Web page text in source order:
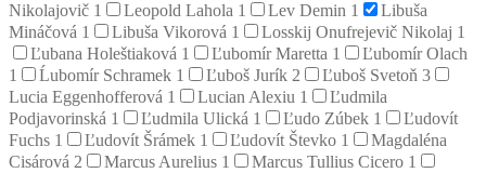
Nikolajovič 1 Leopold Lahola 1 Lev Demin 1
Libuša
Mináčová 1 Libuša Vikorová 1 Losskij Onufrejevič Nikolaj 1
Ľubana Holeštiaková 1 Ľubomír Maretta 1
Ľubomír Olach
1
Ĺubomír Schramek 1 Ľuboš Jurík 2 Ľuboš Svetoň 3
Lucia Eggenhofferová 1 Lucian Alexiu 1
Ľudmila
Podjavorinská 1 Ľudmila Ulická 1 Ľudo Zúbek 1
Ľudovít
Fuchs 1 Ľudovít Šrámek 1 Ľudovít Števko 1
Magdaléna
Cisárová 2 Marcus Aurelius 1 Marcus Tullius Cicero 1